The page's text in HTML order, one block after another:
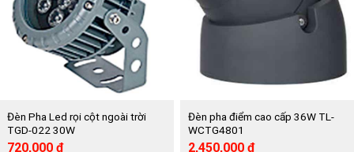
Đèn Pha Led rọi cột ngoài trời
TGD-022 30W
Giá
720,000 ₫Giá
Đèn pha điểm cao cấp 36W TL-
WCTG4801
Giá
2,450,000 ₫Giá